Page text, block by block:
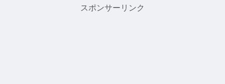
スポンサーリンク